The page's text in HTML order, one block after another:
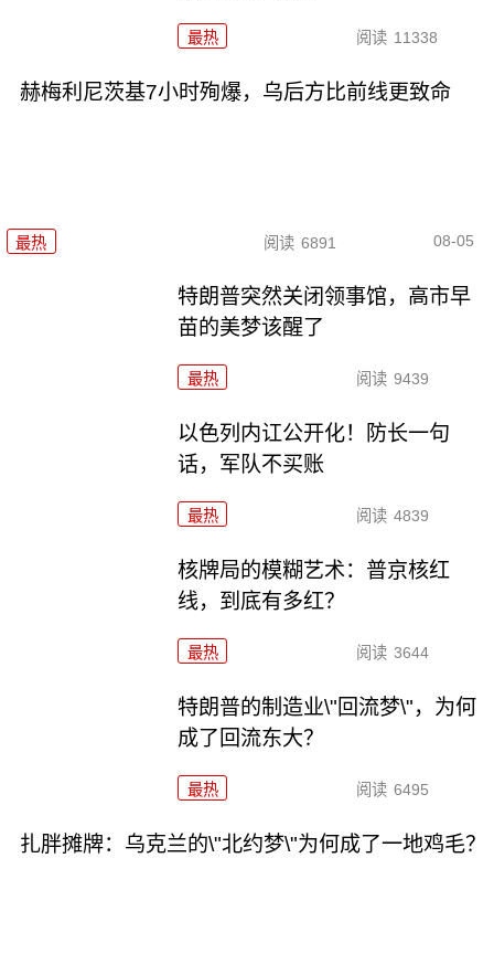
最热 阅读 11338
赫梅利尼茨基7小时殉爆，乌后方比前线更致命
最热 阅读 6891 08-05
特朗普突然关闭领事馆，高市早
苗的美梦该醒了
最热 阅读 9439
以色列内讧公开化！防长一句
话，军队不买账
最热 阅读 4839
核牌局的模糊艺术：普京核红
线，到底有多红？
最热 阅读 3644
特朗普的制造业\"回流梦\"，为何
成了回流东大？
最热 阅读 6495
扎胖摊牌：乌克兰的\"北约梦\"为何成了一地鸡毛？